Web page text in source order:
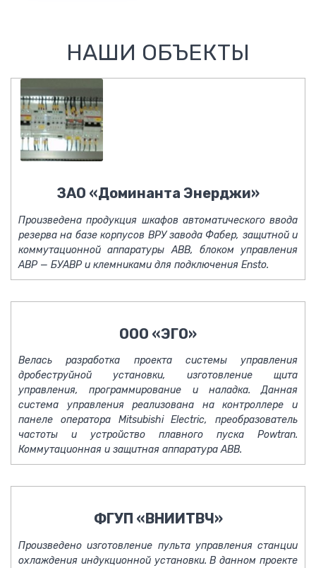
НАШИ ОБЪЕКТЫ
ЗАО «Доминанта Энерджи»
Произведена продукция шкафов автоматического ввода
резерва на базе корпусов ВРУ завода Фабер, защитной и
коммутационной аппаратуры ABB, блоком управления
АВР — БУАВР и клемниками для подключения Ensto.
ООО «ЭГО»
Велась разработка проекта системы управления
дробеструйной установки, изготовление щита
управления, программирование и наладка. Данная
система управления реализована на контроллере и
панеле оператора Mitsubishi Electric, преобразователь
частоты и устройство плавного пуска Powtran.
Коммутационная и защитная аппаратура АВВ.
ФГУП «ВНИИТВЧ»
Произведено изготовление пульта управления станции
охлаждения индукционной установки. В данном проекте